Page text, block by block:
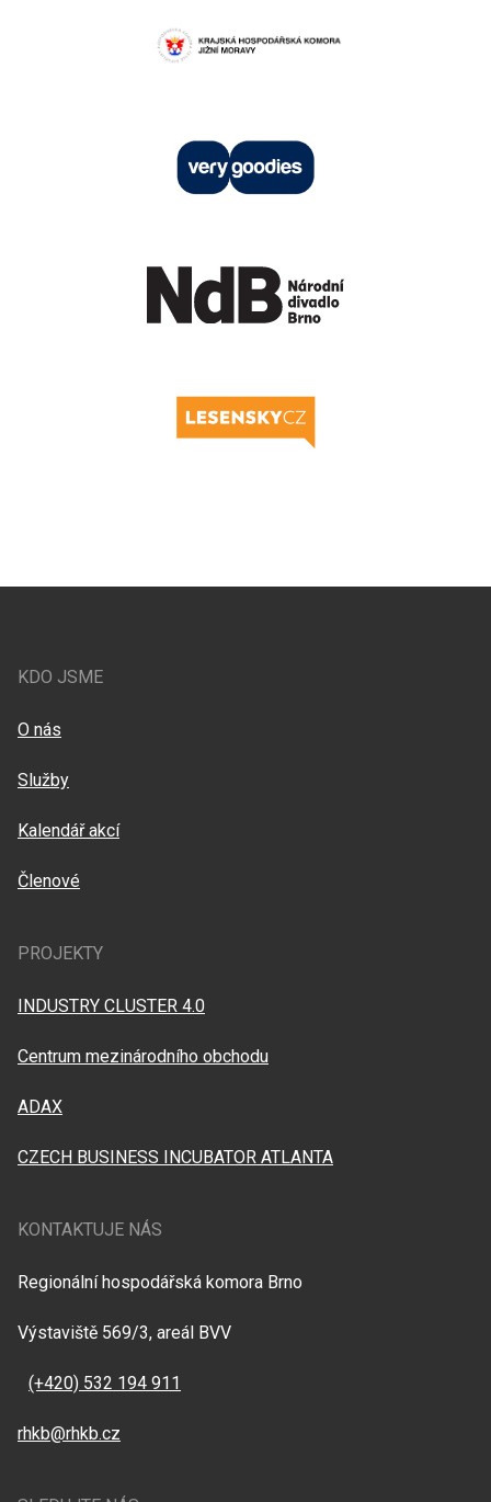
KDO JSME
O nás
Služby
Kalendář akcí
Členové
PROJEKTY
INDUSTRY CLUSTER 4.0
Centrum mezinárodního obchodu
ADAX
CZECH BUSINESS INCUBATOR ATLANTA
KONTAKTUJE NÁS
Regionální hospodářská komora Brno
Výstaviště 569/3, areál BVV
(+420) 532 194 911
rhkb@rhkb.cz